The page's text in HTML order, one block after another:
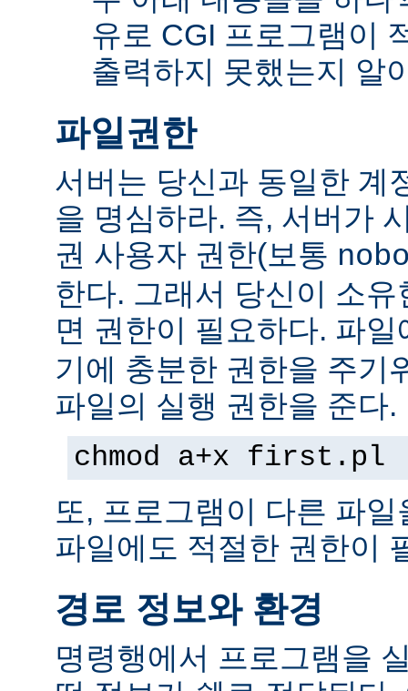
유로 CGI 프로그램이
출력하지 못했는지 알
파일권한
서버는 당신과 동일한 계
을 명심하라. 즉, 서버가
권 사용자 권한(보통
한다. 그래서 당신이 소
면 권한이 필요하다. 파
기에 충분한 권한을 주기
파일의 실행 권한을 준다.
chmod a+x first.pl
또, 프로그램이 다른 파
파일에도 적절한 권한이
경로 정보와 환경
명령행에서 프로그램을